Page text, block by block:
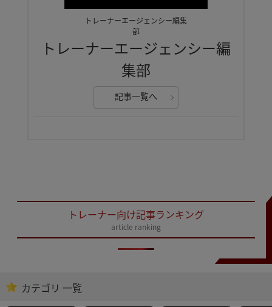
トレーナーエージェンシー編集
部
トレーナーエージェンシー編
集部
記事一覧へ
トレーナー向け記事ランキング
article ranking
カテゴリ 一覧